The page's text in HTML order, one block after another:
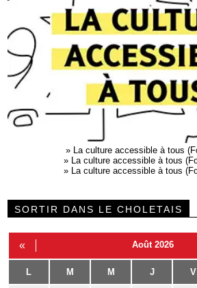
» La culture accessible à tous
» La culture accessible à tous
» La culture accessible à tous
SORTIR DANS LE CHOLETAIS
« Août 2026
L M M J V